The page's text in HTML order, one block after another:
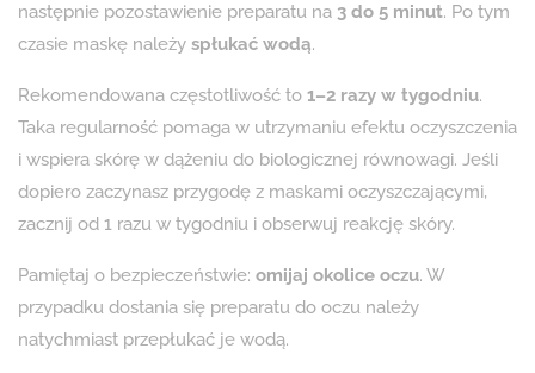
następnie pozostawienie preparatu na 3 do 5 minut. Po tym
czasie maskę należy spłukać wodą.
Rekomendowana częstotliwość to 1–2 razy w tygodniu.
Taka regularność pomaga w utrzymaniu efektu oczyszczenia
i wspiera skórę w dążeniu do biologicznej równowagi. Jeśli
dopiero zaczynasz przygodę z maskami oczyszczającymi,
zacznij od 1 razu w tygodniu i obserwuj reakcję skóry.
Pamiętaj o bezpieczeństwie: omijaj okolice oczu. W
przypadku dostania się preparatu do oczu należy
natychmiast przepłukać je wodą.